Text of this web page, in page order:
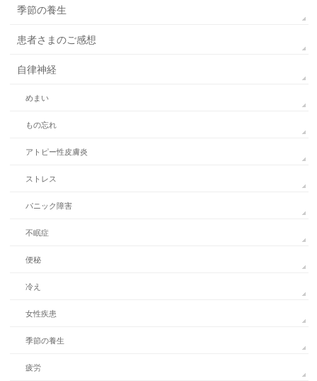
季節の養生
患者さまのご感想
自律神経
めまい
もの忘れ
アトピー性皮膚炎
ストレス
パニック障害
不眠症
便秘
冷え
女性疾患
季節の養生
疲労